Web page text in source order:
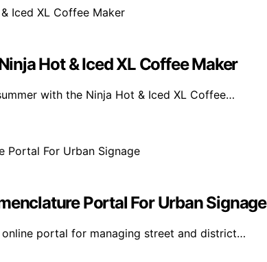
Hot & Iced XL Coffee Maker
with the Ninja Hot & Iced XL Coffee…
Portal For Urban Signage
portal for managing street and district…